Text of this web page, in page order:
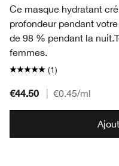
Ce masque hydratant
profondeur pendant
de 98 % pendant la nuit.
femmes.
(1)
€44.50 €0.45/ml